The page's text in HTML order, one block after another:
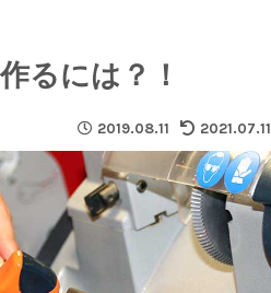
るには？！
2019.08.11 2021.07.11